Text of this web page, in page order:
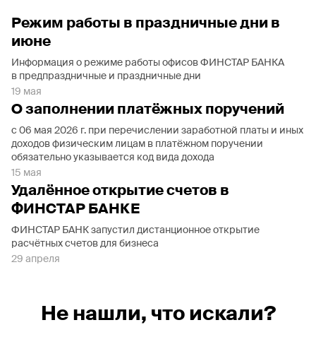
Режим работы в праздничные дни в
июне
Информация о режиме работы офисов ФИНСТАР БАНКА
в предпраздничные и праздничные дни
19 мая
О заполнении платёжных поручений
с 06 мая 2026 г. при перечислении заработной платы и иных
доходов физическим лицам в платёжном поручении
обязательно указывается код вида дохода
15 мая
Удалённое открытие счетов в
ФИНСТАР БАНКЕ
ФИНСТАР БАНК запустил дистанционное открытие
расчётных счетов для бизнеса
29 апреля
Не нашли, что искали?